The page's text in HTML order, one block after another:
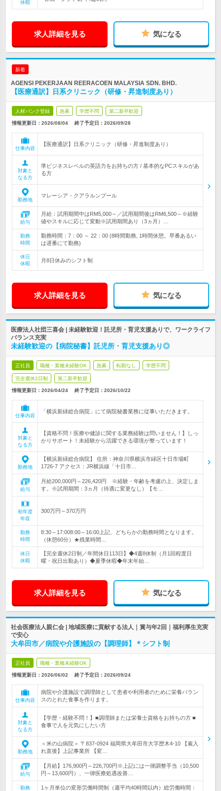
休暇
求人詳細を見る 気になる
新着
AGENSI PEKERJAAN REERACOEN MALAYSIA SDN. BHD.
【医療通訳】日系クリニック（研修・昇進制度あり）
人材バンク登録 急募 学歴不問 第二新卒歓迎
情報更新日：2026/08/04 終了予定日： 2026/09/28
仕事内容
【医療通訳】日系クリニック（研修・昇進制度あり）
対象と
なる方
準ビジネスレベルの英語力をお持ちの方 / 基本的なPCスキルがあ
る方
勤務地
マレーシア・クアラルンプール
給与
月給：試用期間中はRM5,000～／試用期間後はRM6,500～※経験
値やスキルに応じて変動※試用期間あり（3ヵ月）…
勤務
時間
勤務時間：7：00 ～ 22：00 (8時間勤務, 1時間休憩。早番あるい
は遅番にて勤務)
休日
休暇
月8日休みのシフト制
求人詳細を見る 気になる
医療法人社団三喜会 | 未経験歓迎！託児所・育児支援ありで、ワークライフ
バランス充実
未経験歓迎の【病院秘書】託児所・育児支援あり◎
正社員 職種・業種未経験OK 急募 転勤なし 学歴不問
完全週休2日制 第二新卒歓迎
情報更新日：2026/04/24 終了予定日： 2026/10/22
仕事内容
「横浜新緑総合病院」にて病院秘書業務に従事いただきます。
対象と
なる方
【資格不問！医療や健診に関する業務経験は問いません！】しっ
かりサポート！未経験から活躍できる環境が整っています！
勤務地
【横浜新緑総合病院】 住所：神奈川県横浜市緑区十日市場町
1726-7 アクセス：JR横浜線「十日市…
給与
月給200,000円～226,420円 ※経験・年齢を考慮の上、決定しま
す。※試用期間：3ヵ月（待遇に変更なし）【モ…
初年度
年収
300万円～370万円
勤務
時間
8:30～17:008:00～16:00上記、どちらかの勤務時間となります。
（休憩60分）★残業時間…
休日
休暇
【完全週休2日制／年間休日113日】◆4週8休制（月1回程度日
曜・祝日出勤あり）◆夏季休暇◆年末年始…
求人詳細を見る 気になる
社会医療法人親仁会 | 地域医療に貢献する法人｜賞与年2回｜福利厚生充実
で安心
大牟田市／病院や介護施設の【調理師】＊シフト制
正社員 職種・業種未経験OK
情報更新日：2026/06/02 終了予定日： 2026/09/24
仕事内容
病院や介護施設で調理師として患者や利用者のために栄養バラン
スのとれた食事を作ります。
対象と
なる方
【学歴・経験不問！】■調理師または栄養士資格をお持ちの方 ■
食事で人を元気にしたい方
勤務地
＜米の山病院＞ 〒837-0924 福岡県大牟田市大字歴木4-10 【雇入
れ直後】上記事業所 【変…
給与
【月給】176,900円～226,700円※上記には一律調整手当（10,500
円～13,600円）、一律医療処遇改善…
勤務
1ヶ月単位の変形労働時間制（週平均40時間以内）総労働時間：